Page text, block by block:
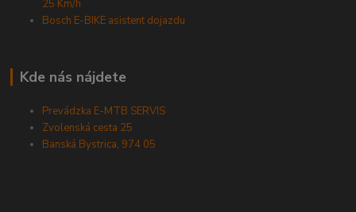
25 Km/h
Bosch E-BIKE asistent dojazdu
Kde nás nájdete
Prevádzka E-MTB SERVIS
Zvolenská cesta 25
Banská Bystrica, 974 05